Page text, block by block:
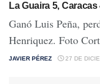
La Guaira 5, Caracas
Ganó Luis Peña,
Henriquez. Foto
JAVIER PÉREZ 27 DE